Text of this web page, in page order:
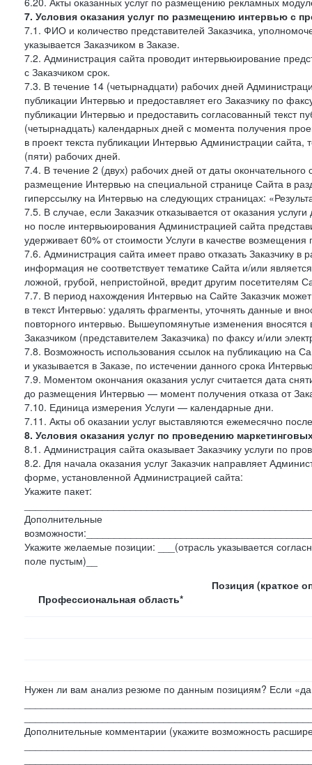
7. Условия оказания услуг по размещению интервью с
7.1. ФИО и количество представителей Заказчика,
указывается Заказчиком в Заказе.
7.2. Администрация сайта проводит интервьюирование
с Заказчиком срок.
7.3. В течение 14 (четырнадцати) рабочих дней
публикации Интервью и предоставляет его Заказчику по
публикации Интервью и предоставить согласованный текст
(четырнадцать) календарных дней с момента получения
в проект текста публикации Интервью Администрации сайта,
(пяти) рабочих дней.
7.4. В течение 2 (двух) рабочих дней от даты
размещение Интервью на специальной странице Сайта в
гиперссылку на Интервью на следующих страницах:
7.5. В случае, если Заказчик отказывается от оказания
но после интервьюирования Администрацией сайта
удерживает 60% от стоимости Услуги в качестве
7.6. Администрация сайта имеет право отказать Заказчику
информация не соответствует тематике Сайта и/или
ложной, грубой, непристойной, вредит другим посетителям
7.7. В период нахождения Интервью на Сайте Заказчик
в текст Интервью: удалять фрагменты, уточнять данные и
повторного интервью. Вышеупомянутые изменения
Заказчиком (представителем Заказчика) по факсу и/или
7.8. Возможность использования ссылок на публикацию на
и указывается в Заказе, по истечении данного срока
7.9. Моментом окончания оказания услуг считается дата
до размещения Интервью — момент получения отказа от
7.10. Единица измерения Услуги — календарные дни.
7.11. Акты об оказании услуг выставляются ежемесячно
8. Условия оказания услуг по проведению
8.1. Администрация сайта оказывает Заказчику услуги по
8.2. Для начала оказания услуг Заказчик направляет
форме, установленной Администрацией сайта:
Укажите пакет:
Дополнительные
Укажите желаемые позиции: ___(отрасль указывается
поле пустым)__
Профессиональная область*
Позиция (краткое
Нужен ли вам анализ резюме по данным позициям? Если
Дополнительные комментарии (укажите возможность